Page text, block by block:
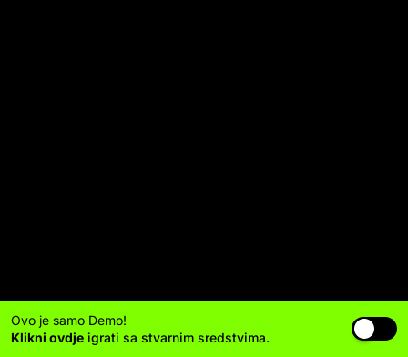
Ovo je samo Demo!
Klikni ovdje igrati sa stvarnim sredstvima.